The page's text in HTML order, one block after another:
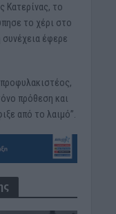
Κατερίνας, το
το χέρι στο
έφερε
πρόθεση και
από το λαιμό”.